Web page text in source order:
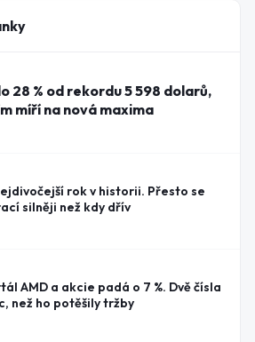
28 % od rekordu 5 598 dolarů,
míří na nová maxima
rok v historii. Přesto se
silněji než kdy dřív
AMD a akcie padá o 7 %. Dvě čísla
než ho potěšily tržby